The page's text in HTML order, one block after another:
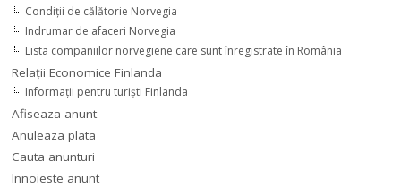
Condiții de călătorie Norvegia
Indrumar de afaceri Norvegia
Lista companiilor norvegiene care sunt înregistrate în România
Relaţii Economice Finlanda
Informaţii pentru turişti Finlanda
Afiseaza anunt
Anuleaza plata
Cauta anunturi
Innoieste anunt